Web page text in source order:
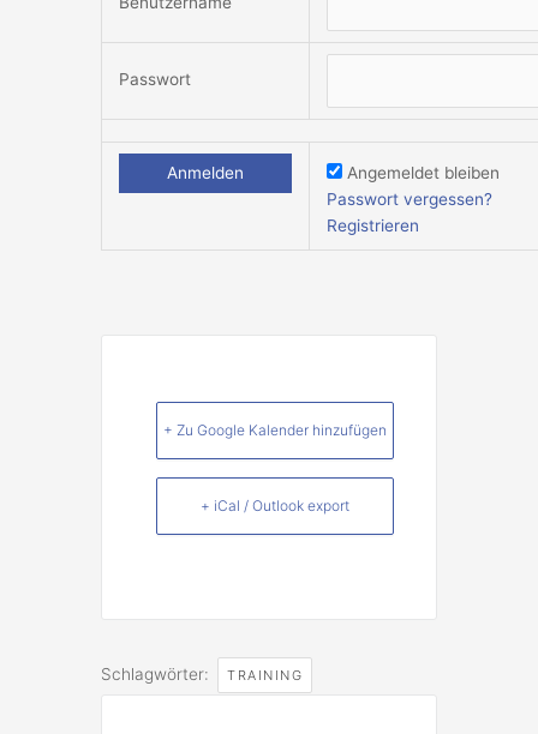
Passwort
Angemeldet bleiben
Passwort vergessen?
Registrieren
+ Zu Google Kalender hinzufügen
+ iCal / Outlook export
Schlagwörter: TRAINING